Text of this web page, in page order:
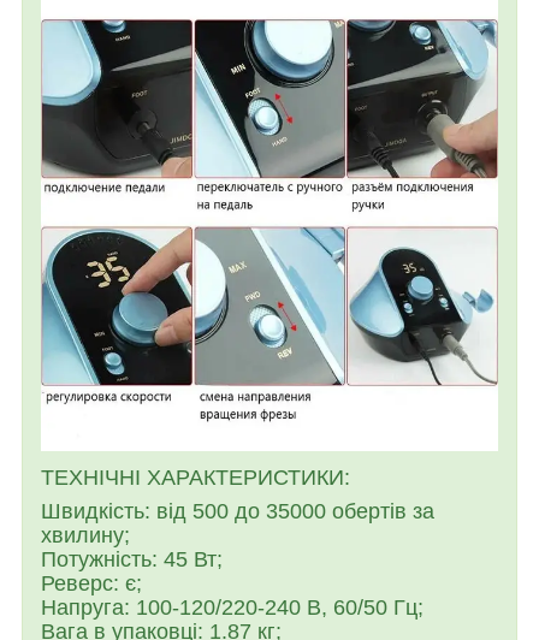
ТЕХНІЧНІ ХАРАКТЕРИСТИКИ:
Швидкість: від 500 до 35000 обертів за
хвилину;
Потужність: 45 Вт;
Реверс: є;
Напруга: 100-120/220-240 В, 60/50 Гц;
Вага в упаковці: 1.87 кг;